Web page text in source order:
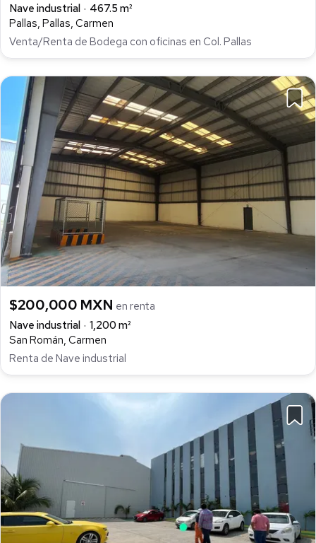
Nave industrial
467.5 m²
Pallas, Pallas, Carmen
Venta/Renta de Bodega con oficinas en Col. Pallas
$200,000 MXN en renta
Nave industrial
1,200 m²
San Román, Carmen
Renta de Nave industrial